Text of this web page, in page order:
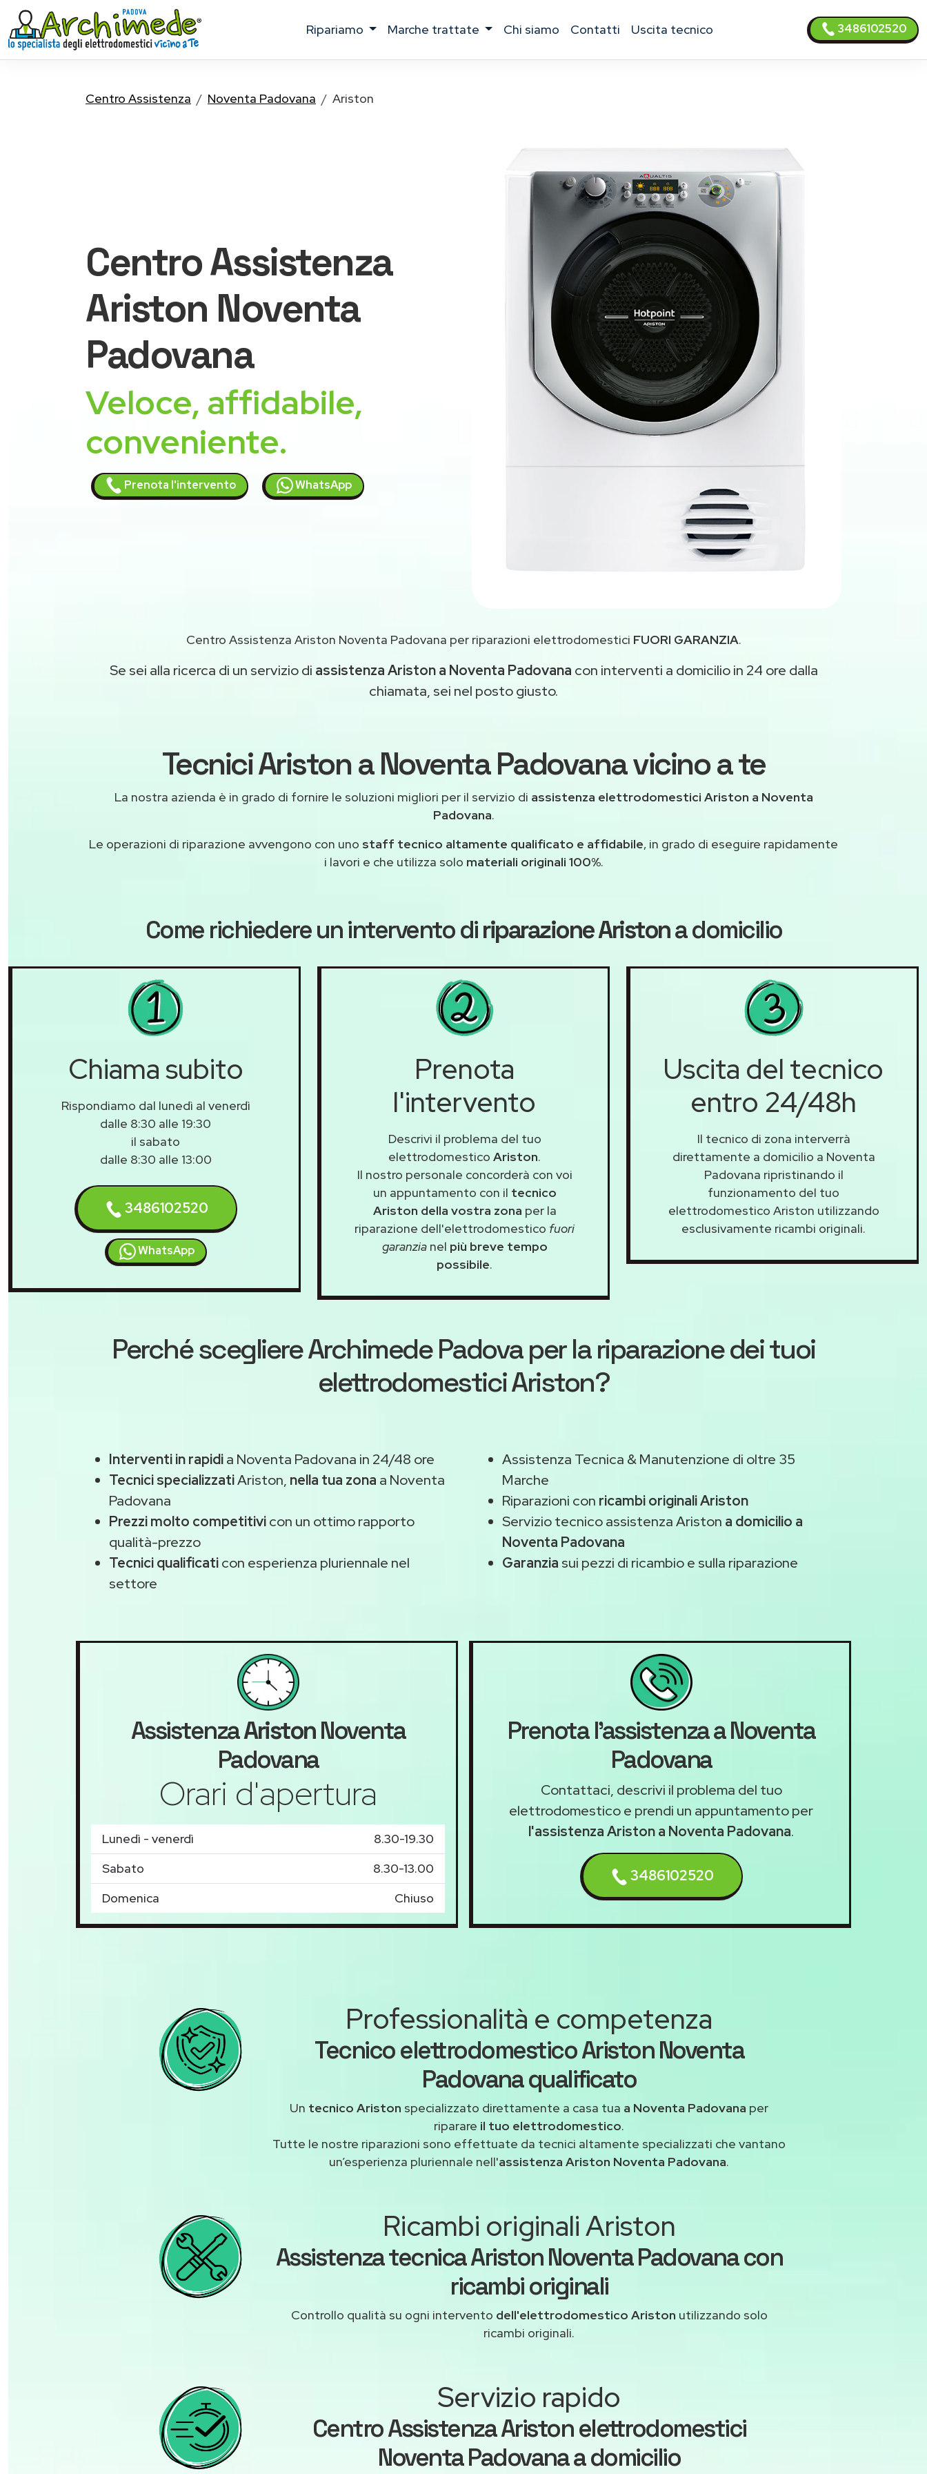
ripariamo marche trattate chi siamo contatti uscita tecnico 3486102520
Centro Assistenza Noventa Padovana Ariston
Centro Assistenza
Ariston Noventa
Padovana
Veloce, affidabile,
conveniente.
Prenota l'intervento WhatsApp
Centro Assistenza Ariston Noventa Padovana per riparazioni elettrodomestici FUORI GARANZIA.
Se sei alla ricerca di un servizio di assistenza Ariston a Noventa Padovana con interventi a domicilio in 24 ore dalla
chiamata, sei nel posto giusto.
Tecnici Ariston a Noventa Padovana vicino a te
La nostra azienda è in grado di fornire le soluzioni migliori per il servizio di assistenza elettrodomestici Ariston a Noventa
Padovana.
Le operazioni di riparazione avvengono con uno staff tecnico altamente qualificato e affidabile, in grado di eseguire rapidamente
i lavori e che utilizza solo materiali originali 100%.
Come richiedere un intervento diriparazione Aristona domicilio
Chiama subito
Rispondiamo dal lunedì al venerdì
dalle 8:30 alle 19:30
il sabato
dalle 8:30 alle 13:00
3486102520
WhatsApp
Prenota
l'intervento
Descrivi il problema del tuo
elettrodomestico Ariston.
Il nostro personale concorderà con voi
un appuntamento con il tecnico
Ariston della vostra zona per la
riparazione dell'elettrodomestico fuori
garanzianel più breve tempo
possibile.
Uscita del tecnico
entro 24/48h
Il tecnico di zona interverrà
direttamente a domicilio a Noventa
Padovana ripristinando il
funzionamento del tuo
elettrodomestico Ariston utilizzando
esclusivamente ricambi originali.
Perché scegliereArchimede Padovaper la riparazione dei tuoi
elettrodomestici Ariston?
Interventi in rapidia Noventa Padovana in 24/48 ore
Tecnici specializzatiAriston, nella tua zona a Noventa
Padovana
Prezzi molto competitivicon un ottimo rapporto
qualità-prezzo
Tecnici qualificaticon esperienza pluriennale nel
settore
Assistenza Tecnica & Manutenzione di oltre 35
Marche
Riparazioni con ricambi originali Ariston
Servizio tecnico assistenza Ariston a domicilio a
Noventa Padovana
Garanzia sui pezzi di ricambio e sulla riparazione
AssistenzaAristonNoventa
Padovana
Orari d'apertura
Lunedì - venerdì
8.30-19.30
Sabato
8.30-13.00
Domenica
Chiuso
Prenota l'assistenza a Noventa
Padovana
Contattaci, descrivi il problema del tuo
elettrodomestico e prendi un appuntamento per
l'assistenza Ariston a Noventa Padovana.
3486102520
Professionalità e competenza
Tecnico elettrodomestico Ariston Noventa
Padovana qualificato
Un tecnico Ariston specializzato direttamente a casa tua a Noventa Padovana per
riparare il tuo elettrodomestico.
Tutte le nostre riparazioni sono effettuate da tecnici altamente specializzati che vantano
un’esperienza pluriennale nell'assistenza Ariston Noventa Padovana.
Ricambi originali Ariston
Assistenza tecnica Ariston Noventa Padovana con
ricambi originali
Controllo qualità su ogni intervento dell'elettrodomestico Ariston utilizzando solo
ricambi originali.
Servizio rapido
Centro Assistenza Ariston elettrodomestici
Noventa Padovana a domicilio